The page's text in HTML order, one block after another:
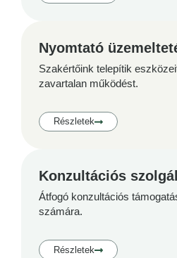
Nyomtató
Szakértőink telepítik
zavartalan működést.
Részletek
Konzultációs
Átfogó konzultációs
számára.
Részletek